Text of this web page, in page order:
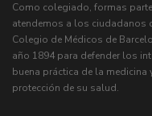
Como colegiado, formas
atendemos a los ciudadanos
Colegio de Médicos de
año 1894 para defender los
buena práctica de la
protección de su salud.